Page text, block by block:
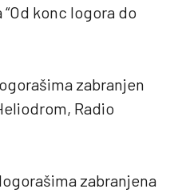
konc logora do
zabranjen
Radio
zabranjena